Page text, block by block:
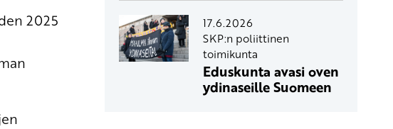
2025
17.6.2026
SKP:n poliittinen
toimikunta
Eduskunta avasi oven
ydinaseille Suomeen